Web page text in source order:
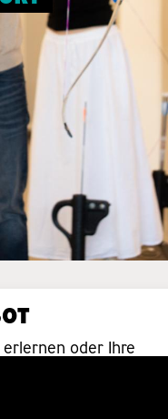
oder Ihre
sind Sie bei uns